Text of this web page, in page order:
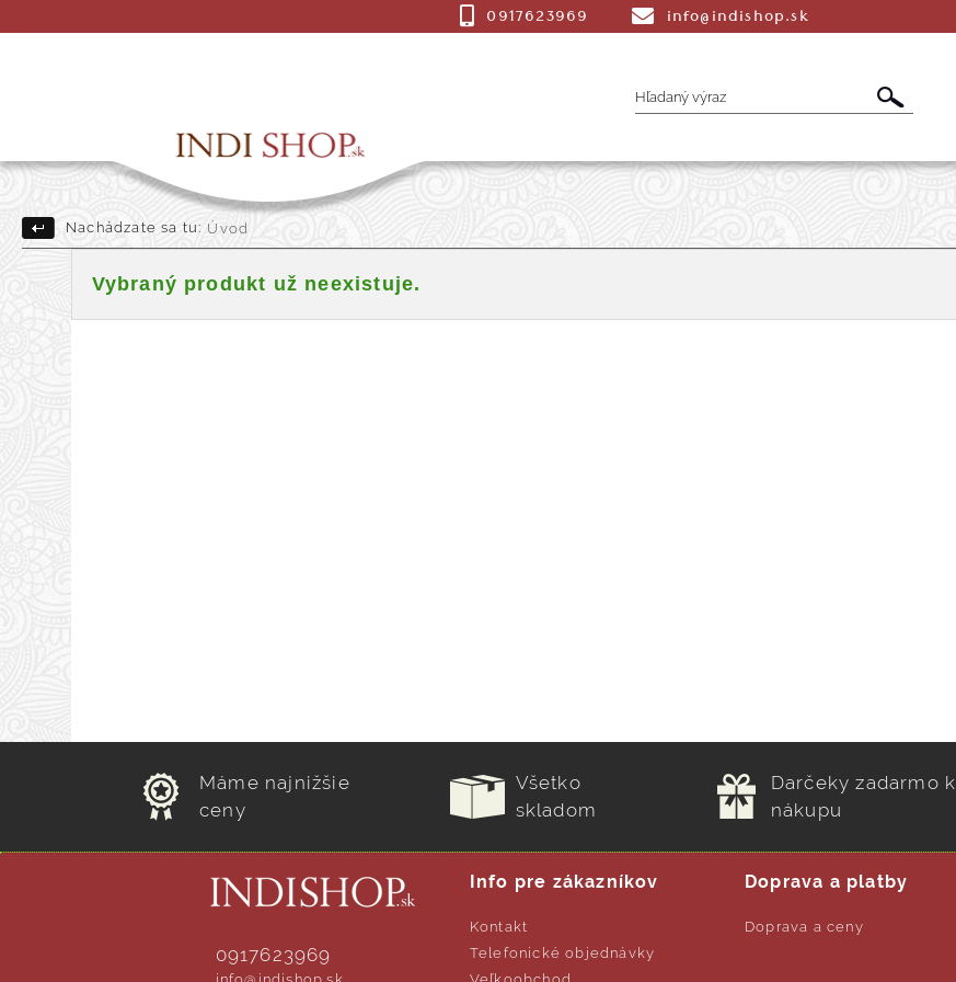
0917623969 info@indishop.sk
Drevené Sošky
Darčekové a dekoračné predmety
Nachádzate sa tu: Úvod
Vybraný produkt už neexistuje.
Máme najnižšie
ceny
Všetko
skladom
Darčeky zadarmo k
nákupu
0917623969
Info pre zákazníkov
Kontakt
Telefonické objednávky
Doprava a platby
Doprava a ceny